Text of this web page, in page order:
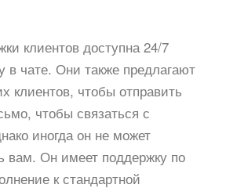
клиентов доступна 24/7
в чате. Они также предлагают
клиентов, чтобы отправить
чтобы связаться с
иногда он не может
вам. Он имеет поддержку по
к стандартной